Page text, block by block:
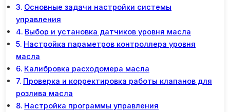
Основные задачи настройки системы
управления
Выбор и установка датчиков уровня масла
Настройка параметров контроллера уровня
масла
Калибровка расходомера масла
Проверка и корректировка работы клапанов для
розлива масла
Настройка программы управления